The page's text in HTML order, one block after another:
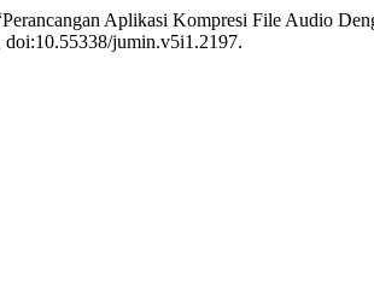
Aplikasi Kompresi File Audio
doi:10.55338/jumin.v5i1.2197.